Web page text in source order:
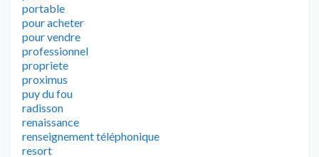
portable
pour acheter
pour vendre
professionnel
propriete
proximus
puy du fou
radisson
renaissance
renseignement téléphonique
resort